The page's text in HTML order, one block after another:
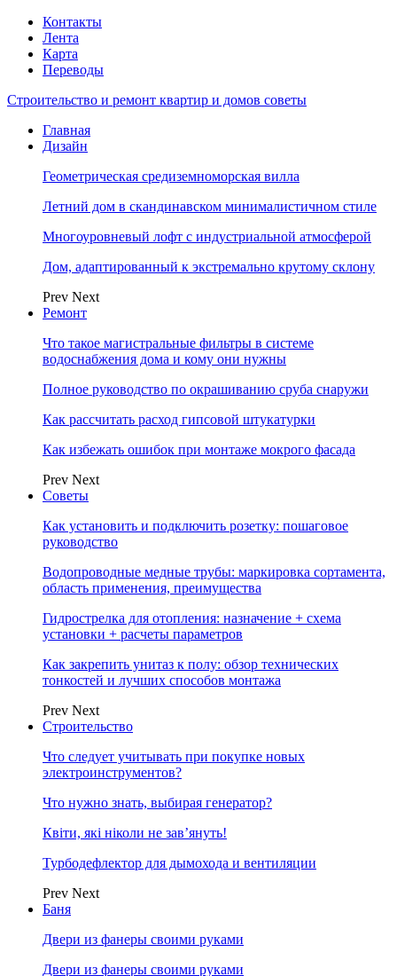
Контакты
Лента
Карта
Переводы
Строительство и ремонт квартир и домов советы
Главная
Дизайн
Геометрическая средиземноморская вилла
Летний дом в скандинавском минималистичном стиле
Многоуровневый лофт с индустриальной атмосферой
Дом, адаптированный к экстремально крутому склону
Prev Next
Ремонт
Что такое магистральные фильтры в системе
водоснабжения дома и кому они нужны
Полное руководство по окрашиванию сруба снаружи
Как рассчитать расход гипсовой штукатурки
Как избежать ошибок при монтаже мокрого фасада
Prev Next
Советы
Как установить и подключить розетку: пошаговое
руководство
Водопроводные медные трубы: маркировка сортамента,
область применения, преимущества
Гидрострелка для отопления: назначение + схема
установки + расчеты параметров
Как закрепить унитаз к полу: обзор технических
тонкостей и лучших способов монтажа
Prev Next
Строительство
Что следует учитывать при покупке новых
электроинструментов?
Что нужно знать, выбирая генератор?
Квіти, які ніколи не зав’януть!
Турбодефлектор для дымохода и вентиляции
Prev Next
Баня
Двери из фанеры своими руками
Двери из фанеры своими руками